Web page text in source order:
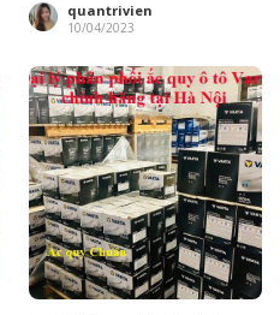
quantrivien
10/04/2023